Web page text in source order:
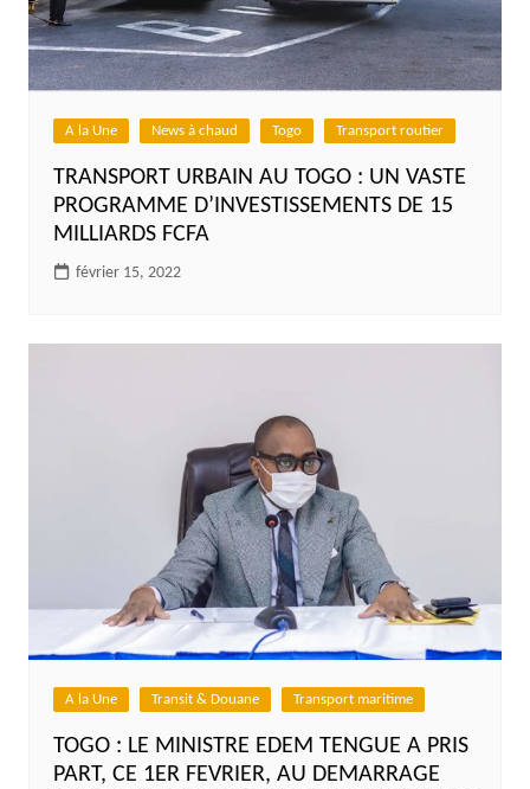
A la Une News à chaud Togo Transport routier
TRANSPORT URBAIN AU TOGO : UN VASTE
PROGRAMME D’INVESTISSEMENTS DE 15
MILLIARDS FCFA
février 15, 2022
A la Une Transit & Douane Transport maritime
TOGO : LE MINISTRE EDEM TENGUE A PRIS
PART, CE 1ER FEVRIER, AU DEMARRAGE